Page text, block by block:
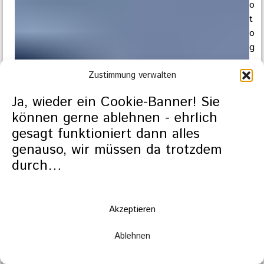
Zustimmung verwalten
Ja, wieder ein Cookie-Banner! Sie
können gerne ablehnen - ehrlich
gesagt funktioniert dann alles
genauso, wir müssen da trotzdem
durch…
Akzeptieren
Ablehnen
o
t
o
g
a